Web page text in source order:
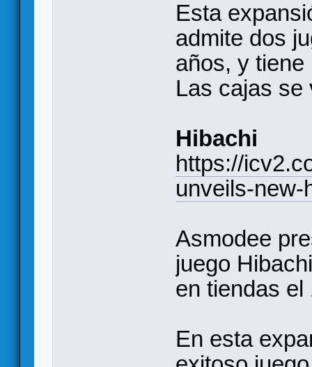
Esta
admite dos
años, y
Las cajas se
Hibachi
https://
unveils-new-
Asmodee
juego
en tiendas el
En esta